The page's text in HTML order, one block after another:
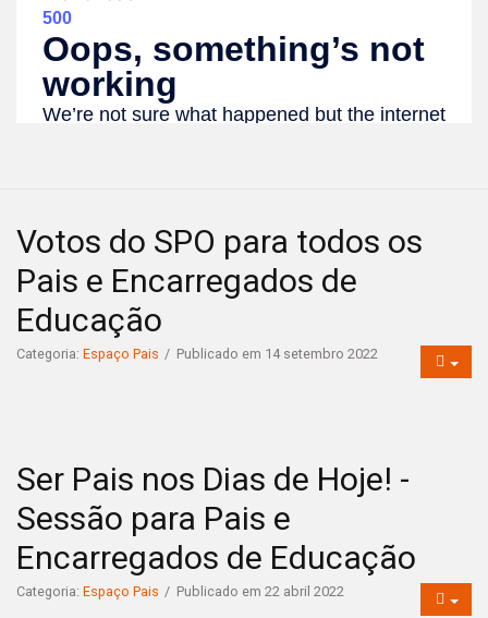
Votos do SPO para todos os
Pais e Encarregados de
Educação
Categoria: Espaço Pais Publicado em 14 setembro 2022
Ser Pais nos Dias de Hoje! -
Sessão para Pais e
Encarregados de Educação
Categoria: Espaço Pais Publicado em 22 abril 2022